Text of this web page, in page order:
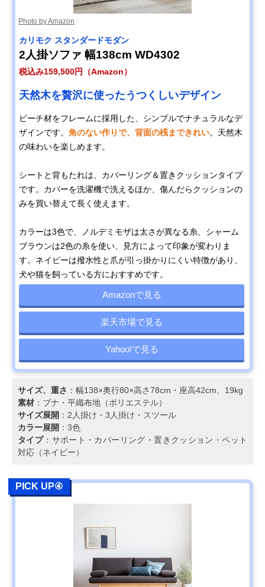
Photo by Amazon
カリモク スタンダードモダン
2人掛ソファ 幅138cm WD4302
税込み159,500円（Amazon）
天然木を贅沢に使ったうつくしいデザイン
ビーチ材をフレームに採用した、シンプルでナチュラルなデ
ザインです。 角のない作りで、背面の桟まできれい。天然木
の味わいを楽しめます。
シートと背もたれは、カバーリング＆置きクッションタイプ
です。カバーを洗濯機で洗えるほか、傷んだらクッションの
みを買い替えて長く使えます。
カラーは3色で、ノルデミモザは太さが異なる糸、シャーム
ブラウンは2色の糸を使い、見方によって印象が変わりま
す。ネイビーは撥水性と爪が引っ掛かりにくい特徴があり、
犬や猫を飼っている方におすすめです。
Amazonで見る
楽天市場で見る
Yahoo!で見る
サイズ、重さ ：幅138×奥行80×高さ78cm・座高42cm、19kg
素材 ：ブナ・平織布地（ポリエステル）
サイズ展開 ：2人掛け・3人掛け・スツール
カラー展開 ：3色
タイプ：サポート・カバーリング・置きクッション・ペット
対応（ネイビー）
PICK UP④